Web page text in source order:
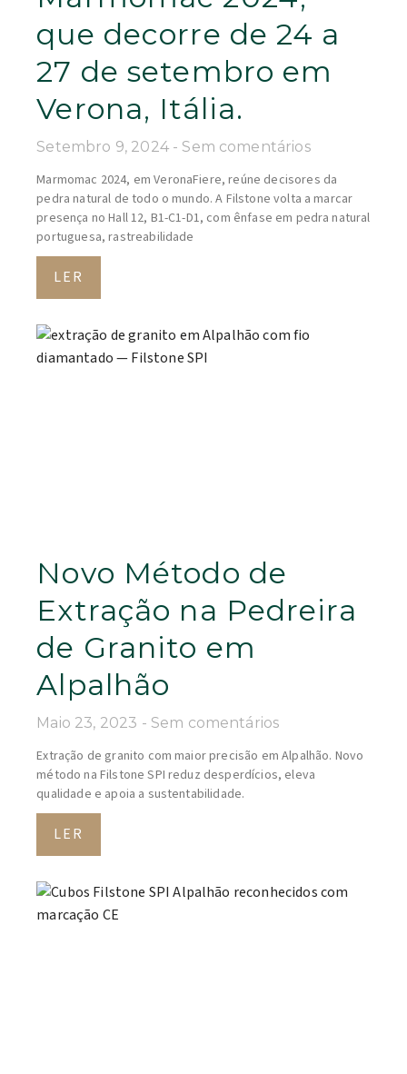
que decorre de 24 a
27 de setembro em
Verona, Itália.
Setembro 9, 2024 Sem comentários
Marmomac 2024, em VeronaFiere, reúne decisores da
pedra natural de todo o mundo. A Filstone volta a marcar
presença no Hall 12, B1-C1-D1, com ênfase em pedra natural
portuguesa, rastreabilidade
LER
Novo Método de
Extração na Pedreira
de Granito em
Alpalhão
Maio 23, 2023 Sem comentários
Extração de granito com maior precisão em Alpalhão. Novo
método na Filstone SPI reduz desperdícios, eleva
qualidade e apoia a sustentabilidade.
LER